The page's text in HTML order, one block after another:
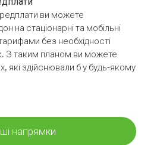
ви можете
на стаціонарні та мобільні
без необхідності
З таким планом ви можете
які здійснювали б у будь-якому
напрямки